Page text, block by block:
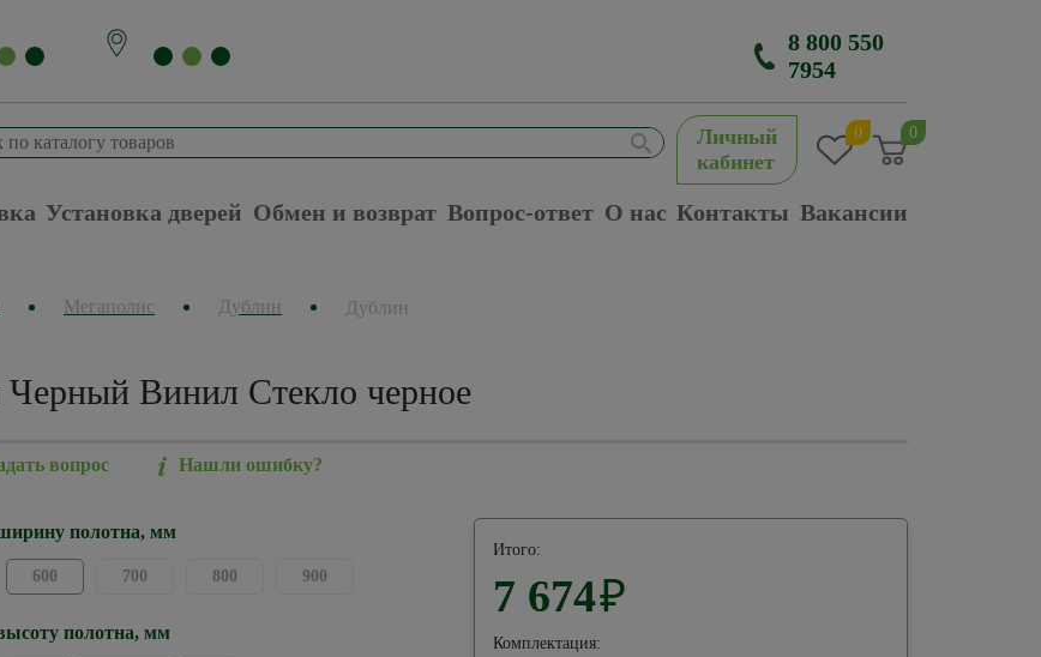
8 800 550
7954
Личный
кабинет
0 0
Установка дверей Обмен и возврат Вопрос-ответ О нас Контакты Вакансии
Мегаполис Дублин Дублин
Винил Стекло черное
вопрос Нашли ошибку?
полотна, мм
600 700 800 900
полотна, мм
Итого:
7 674₽
Комплектация: